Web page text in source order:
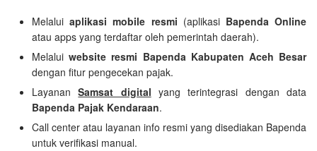
Melaluiaplikasi mobile resmi (aplikasi Bapenda Online
atau apps yang terdaftar oleh pemerintah daerah).
Melaluiwebsite resmi Bapenda Kabupaten Aceh Besar
dengan fitur pengecekan pajak.
LayananSamsat digital yang terintegrasi dengan data
Bapenda Pajak Kendaraan.
Call center atau layanan info resmi yang disediakan Bapenda
untuk verifikasi manual.